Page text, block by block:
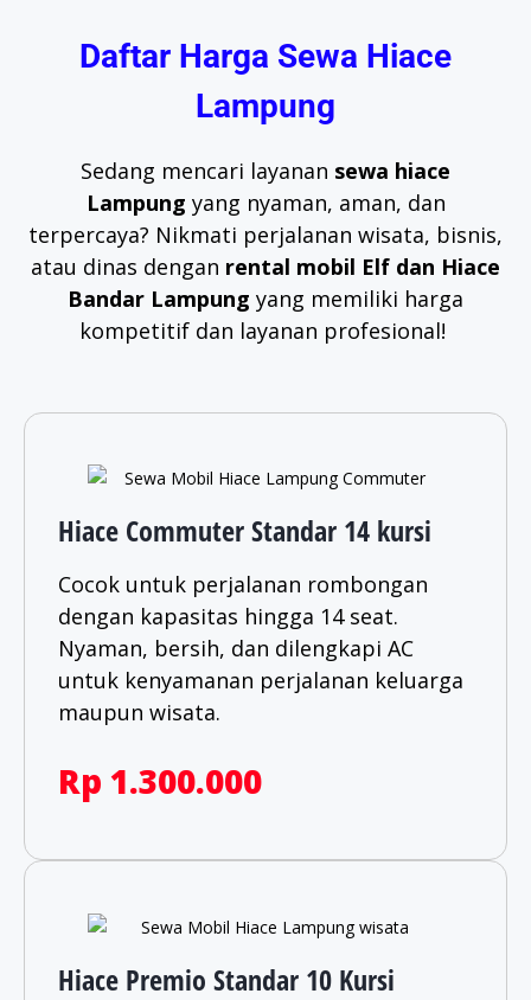
Daftar Harga Sewa Hiace
Lampung
Sedang mencari layanan sewa hiace
Lampung yang nyaman, aman, dan
terpercaya? Nikmati perjalanan wisata, bisnis,
atau dinas dengan rental mobil Elf dan Hiace
Bandar Lampung yang memiliki harga
kompetitif dan layanan profesional!
Hiace Commuter Standar 14 kursi
Cocok untuk perjalanan rombongan
dengan kapasitas hingga 14 seat.
Nyaman, bersih, dan dilengkapi AC
untuk kenyamanan perjalanan keluarga
maupun wisata.​
Rp 1.300.000
Hiace Premio Standar 10 Kursi